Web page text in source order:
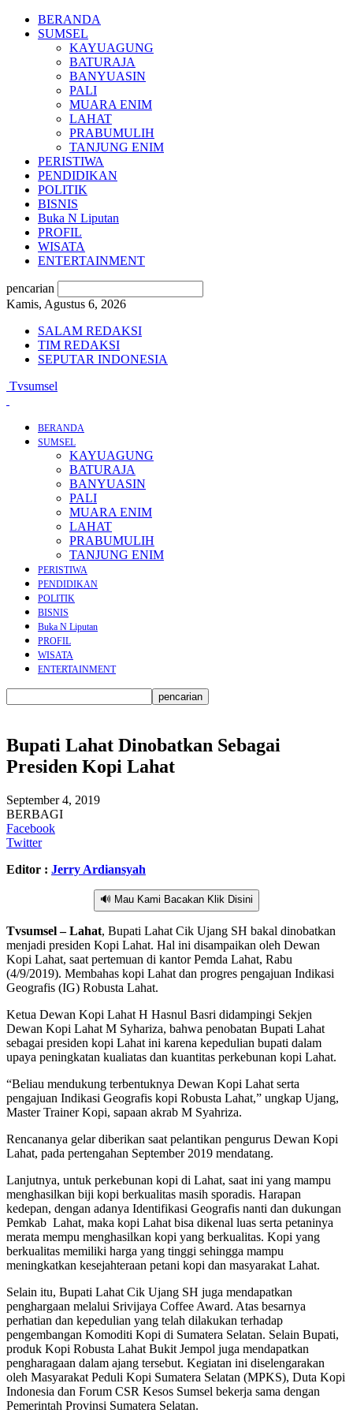
BERANDA
SUMSEL
KAYUAGUNG
BATURAJA
BANYUASIN
PALI
MUARA ENIM
LAHAT
PRABUMULIH
TANJUNG ENIM
PERISTIWA
PENDIDIKAN
POLITIK
BISNIS
Buka N Liputan
PROFIL
WISATA
ENTERTAINMENT
pencarian
Kamis, Agustus 6, 2026
SALAM REDAKSI
TIM REDAKSI
SEPUTAR INDONESIA
Tvsumsel
BERANDA
SUMSEL
KAYUAGUNG
BATURAJA
BANYUASIN
PALI
MUARA ENIM
LAHAT
PRABUMULIH
TANJUNG ENIM
PERISTIWA
PENDIDIKAN
POLITIK
BISNIS
Buka N Liputan
PROFIL
WISATA
ENTERTAINMENT
Bupati Lahat Dinobatkan Sebagai
Presiden Kopi Lahat
September 4, 2019
BERBAGI
Facebook
Twitter
Editor : Jerry Ardiansyah
🔊 Mau Kami Bacakan Klik Disini
Tvsumsel – Lahat, Bupati Lahat Cik Ujang SH bakal dinobatkan
menjadi presiden Kopi Lahat. Hal ini disampaikan oleh Dewan
Kopi Lahat, saat pertemuan di kantor Pemda Lahat, Rabu
(4/9/2019). Membahas kopi Lahat dan progres pengajuan Indikasi
Geografis (IG) Robusta Lahat.
Ketua Dewan Kopi Lahat H Hasnul Basri didampingi Sekjen
Dewan Kopi Lahat M Syhariza, bahwa penobatan Bupati Lahat
sebagai presiden kopi Lahat ini karena kepedulian bupati dalam
upaya peningkatan kualiatas dan kuantitas perkebunan kopi Lahat.
“Beliau mendukung terbentuknya Dewan Kopi Lahat serta
pengajuan Indikasi Geografis kopi Robusta Lahat,” ungkap Ujang,
Master Trainer Kopi, sapaan akrab M Syahriza.
Rencananya gelar diberikan saat pelantikan pengurus Dewan Kopi
Lahat, pada pertengahan September 2019 mendatang.
Lanjutnya, untuk perkebunan kopi di Lahat, saat ini yang mampu
menghasilkan biji kopi berkualitas masih sporadis. Harapan
kedepan, dengan adanya Identifikasi Geografis nanti dan dukungan
Pemkab Lahat, maka kopi Lahat bisa dikenal luas serta petaninya
merata mempu menghasilkan kopi yang berkualitas. Kopi yang
berkualitas memiliki harga yang tinggi sehingga mampu
meningkatkan kesejahteraan petani kopi dan masyarakat Lahat.
Selain itu, Bupati Lahat Cik Ujang SH juga mendapatkan
penghargaan melalui Srivijaya Coffee Award. Atas besarnya
perhatian dan kepedulian yang telah dilakukan terhadap
pengembangan Komoditi Kopi di Sumatera Selatan. Selain Bupati,
produk Kopi Robusta Lahat Bukit Jempol juga mendapatkan
pengharagaan dalam ajang tersebut. Kegiatan ini diselengarakan
oleh Masyarakat Peduli Kopi Sumatera Selatan (MPKS), Duta Kopi
Indonesia dan Forum CSR Kesos Sumsel bekerja sama dengan
Pemerintah Provinsi Sumatera Selatan.